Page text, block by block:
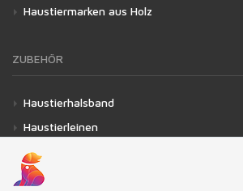
Haustiermarken aus Holz
ZUBEHÖR
Haustierhalsband
Haustierleinen
Befestigungselemente
Schutzmassnahmen